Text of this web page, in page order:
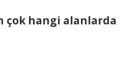
çok hangi alanlarda